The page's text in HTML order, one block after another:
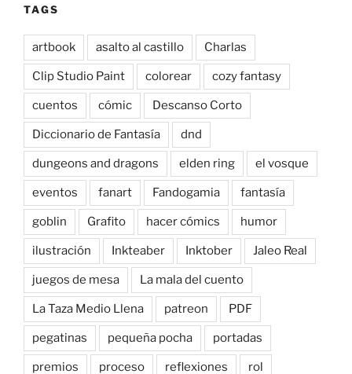
TAGS
artbook asalto al castillo Charlas
Clip Studio Paint colorear cozy fantasy
cuentos cómic Descanso Corto
Diccionario de Fantasía dnd
dungeons and dragons elden ring el vosque
eventos fanart Fandogamia fantasía
goblin Grafito hacer cómics humor
ilustración Inkteaber Inktober Jaleo Real
juegos de mesa La mala del cuento
La Taza Medio Llena patreon PDF
pegatinas pequeña pocha portadas
premios proceso reflexiones rol